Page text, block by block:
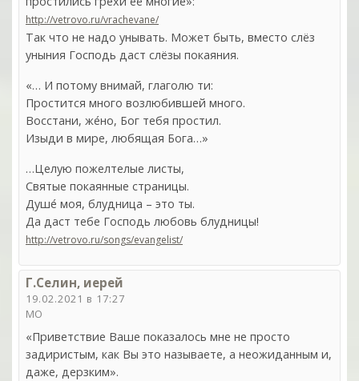
http://vetrovo.ru/vrachevane/
Так что не надо унывать. Может быть, вместо слёз
уныния Господь даст слёзы покаяния.
«… И потому внимай, глаголю ти:
Простится много возлюбившей много.
Восстани, же́но, Бог тебя простил.
Изыди в мире, любящая Бога…»
…Целую пожелтелые листы,
Святые покаянные страницы.
Душе́ моя, блудница – это ты.
Да даст тебе Господь любовь блудницы!
http://vetrovo.ru/songs/evangelist/
Г.Селин, иерей
19.02.2021 в 17:27
МО
«Приветствие Ваше показалось мне не просто
задиристым, как Вы это называете, а неожиданным и,
даже, дерзким».